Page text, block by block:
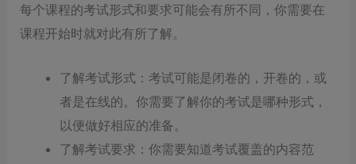
每个课程的考试形式和要求可能会有所不同，你需要在
课程开始时就对此有所了解。
了解考试形式：考试可能是闭卷的，开卷的，或
者是在线的。你需要了解你的考试是哪种形式，
以便做好相应的准备。
了解考试要求：你需要知道考试覆盖的内容范